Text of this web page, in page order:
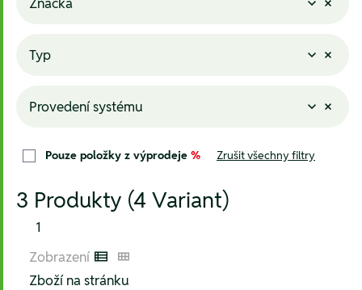
Typ
Provedení systému
Pouze položky z výprodeje % Zrušit všechny filtry
3 Produkty (4 Variant)
1
Zobrazení Listenansicht
Kachelansicht
Zboží na stránku